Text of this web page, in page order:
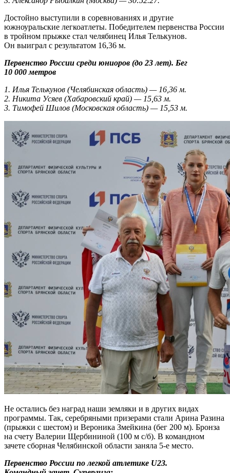
Достойно выступили в соревнованиях и другие
южноуральские легкоатлеты. Победителем первенства России
в тройном прыжке стал челябинец Илья Телькунов.
Он выиграл с результатом 16,36 м.
Первенство России среди юниоров (до 23 лет). Бег
10 000 метров
1. Илья Телькунов (Челябинская область) — 16,36 м.
2. Никита Усяев (Хабаровский край) — 15,63 м.
3. Тимофей Шилов (Московская область) — 15,53 м.
Не остались без наград наши земляки и в других видах
программы. Так, серебряными призерами стали Арина Разина
(прыжки с шестом) и Вероника Змейкина (бег 200 м). Бронза
на счету Валерии Щербининой (100 м с/б). В командном
зачете сборная Челябинской области заняла 5-е место.
Первенство России по легкой атлетике U23.